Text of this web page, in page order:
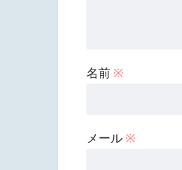
名前 ※
メール ※